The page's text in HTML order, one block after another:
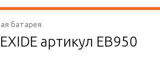
батарея
артикул EB950